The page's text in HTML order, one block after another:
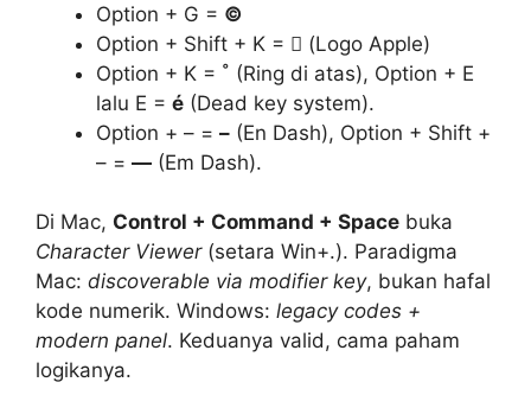
Option + G = ©
Option + Shift + K =  (Logo Apple)
Option + K = ˚ (Ring di atas), Option + E
lalu E = é (Dead key system).
Option + – = – (En Dash), Option + Shift +
– = — (Em Dash).
Di Mac, Control + Command + Space buka
Character Viewer(setara Win+.). Paradigma
Mac: discoverable via modifier key, bukan hafal
kode numerik. Windows: legacy codes +
modern panel. Keduanya valid, cama paham
logikanya.